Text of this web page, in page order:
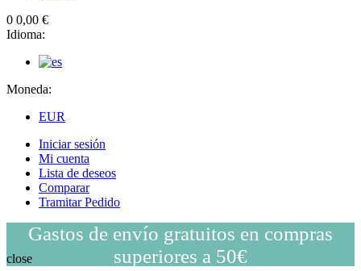
0 0,00 €
Idioma:
Moneda:
EUR
Iniciar sesión
Mi cuenta
Lista de deseos
Comparar
Tramitar Pedido
Gastos de envío gratuitos en compras
superiores a 50€
close